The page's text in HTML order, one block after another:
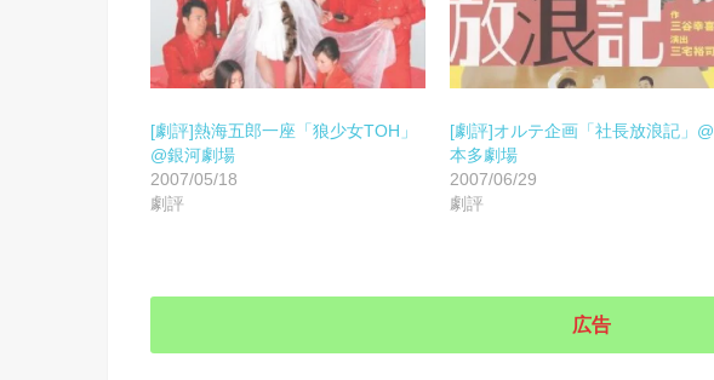
[劇評]熱海五郎一座「狼少女TOH」
@銀河劇場
2007/05/18
劇評
[劇評]オルテ企画「社長放浪記」@
本多劇場
2007/06/29
劇評
広告